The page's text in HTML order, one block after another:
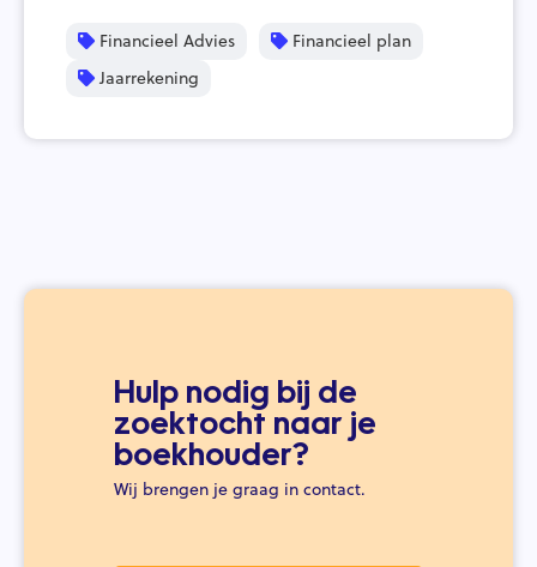
Financieel Advies
Financieel plan
Jaarrekening
Hulp nodig bij de
zoektocht naar je
boekhouder?
Wij brengen je graag in contact.